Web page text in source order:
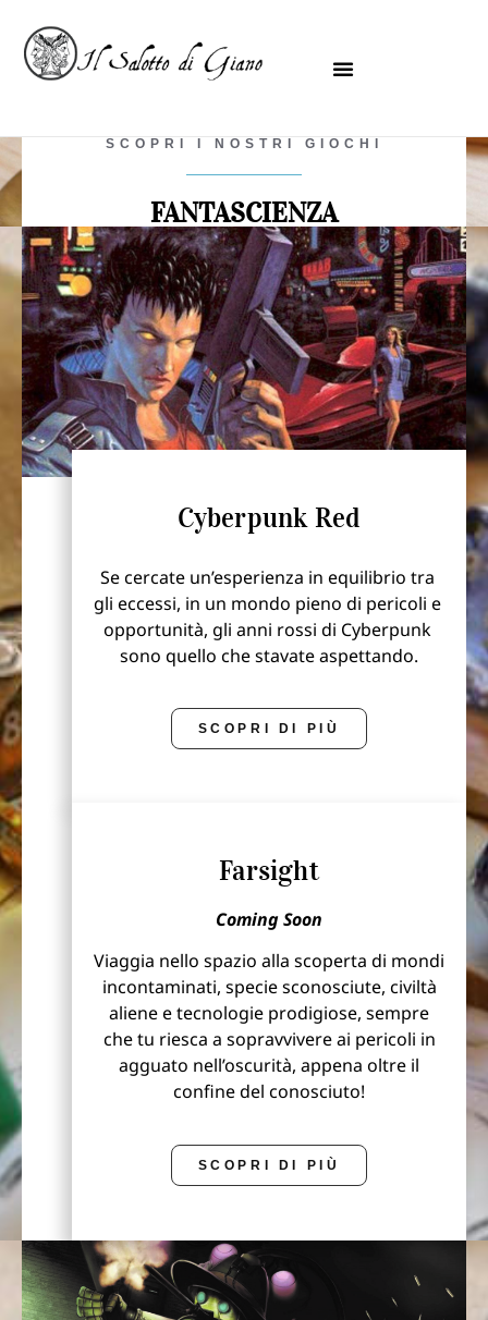
SCOPRI I NOSTRI GIOCHI
FANTASCIENZA
Cyberpunk Red
Se cercate un’esperienza in equilibrio tra
gli eccessi, in un mondo pieno di pericoli e
opportunità, gli anni rossi di Cyberpunk
sono quello che stavate aspettando.
SCOPRI DI PIÙ
Farsight
Coming Soon
Viaggia nello spazio alla scoperta di mondi
incontaminati, specie sconosciute, civiltà
aliene e tecnologie prodigiose, sempre
che tu riesca a sopravvivere ai pericoli in
agguato nell’oscurità, appena oltre il
confine del conosciuto!
SCOPRI DI PIÙ